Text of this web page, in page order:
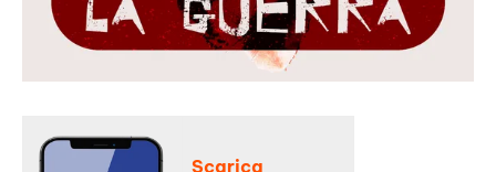
Scarica